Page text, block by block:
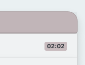
02:02